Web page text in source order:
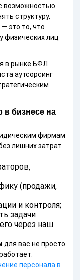
возможностью
структуру,
это то, что
физических лиц
в рынке БФЛ
аутсорсинг
в бизнесе на
фирмам
лишних затрат
(продажи,
и контроля;
задачи
через наш
для вас не просто
персонала в